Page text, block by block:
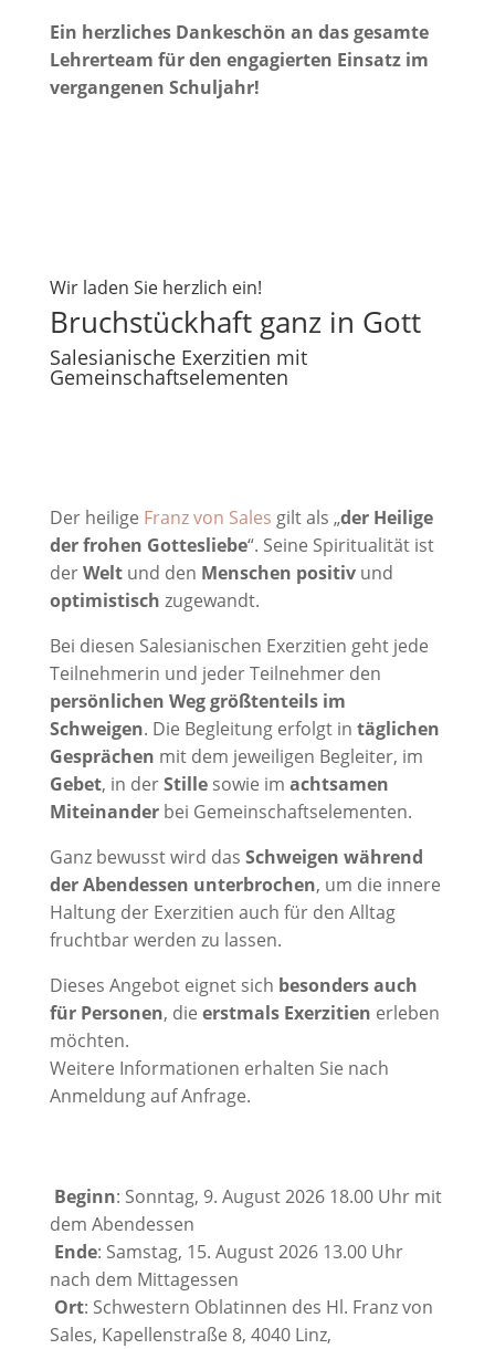
Ein herzliches Dankeschön an das gesamte
Lehrerteam für den engagierten Einsatz im
vergangenen Schuljahr!
Wir laden Sie herzlich ein!
Bruchstückhaft ganz in Gott
Salesianische Exerzitien mit
Gemeinschaftselementen
Der heilige Franz von Sales gilt als „der Heilige
der frohen Gottesliebe“. Seine Spiritualität ist
derWeltund den Menschen positivund
optimistisch zugewandt.
Bei diesen Salesianischen Exerzitien geht jede
Teilnehmerin und jeder Teilnehmer den
persönlichen Weg größtenteils im
Schweigen. Die Begleitung erfolgt in täglichen
Gesprächen mit dem jeweiligen Begleiter, im
Gebet, in derStillesowie im achtsamen
Miteinanderbei Gemeinschaftselementen.
Ganz bewusst wird das Schweigen während
der Abendessen unterbrochen, um die innere
Haltung der Exerzitien auch für den Alltag
fruchtbar werden zu lassen.
Dieses Angebot eignet sich besonders auch
für Personen, die erstmals Exerzitien erleben
möchten.
Weitere Informationen erhalten Sie nach
Anmeldung auf Anfrage.
Beginn: Sonntag, 9. August 2026 18.00 Uhr mit
dem Abendessen
Ende: Samstag, 15. August 2026 13.00 Uhr
nach dem Mittagessen
Ort: Schwestern Oblatinnen des Hl. Franz von
Sales, Kapellenstraße 8, 4040 Linz,